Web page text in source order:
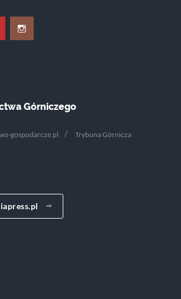
Górniczego
gospodarcze.pl Trybuna Górnicza